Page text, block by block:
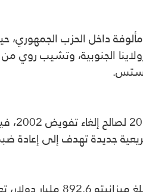
داخل الحزب
الجنوبية، وتشيب